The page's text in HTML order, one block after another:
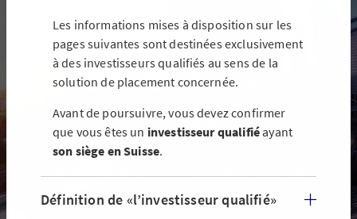
Les informations mises à disposition sur les
pages suivantes sont destinées exclusivement
à des investisseurs qualifiés au sens de la
solution de placement concernée.
Avant de poursuivre, vous devez confirmer
que vous êtes un investisseur qualifiéayant
son siège en Suisse.
Définition de «l’investisseur qualifié»
AXA Vorsorge Global Real Estate
Fund
Investissez dans un portefeuille immobilier mondial
institutionnels.
S'INFORMER SUR AXA VORSORGE GLOBAL REAL ESTATE